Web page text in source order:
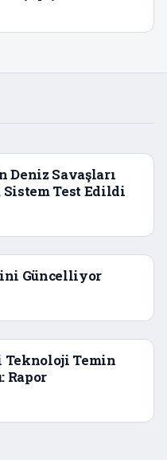
Deniz Savaşları
Sistem Test Edildi
Güncelliyor
Teknoloji Temin
Rapor